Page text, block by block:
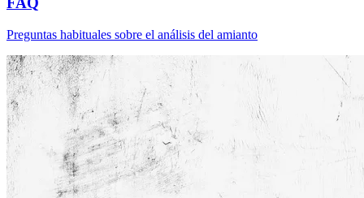
Preguntas habituales sobre el análisis del amianto